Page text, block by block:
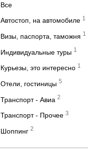
Все
Автостоп, на автомобиле 1
Визы, паспорта, таможня 1
Индивидуальные туры 1
Курьезы, это интересно 1
Отели, гостиницы 5
Транспорт - Авиа 2
Транспорт - Прочее 3
Шоппинг 2